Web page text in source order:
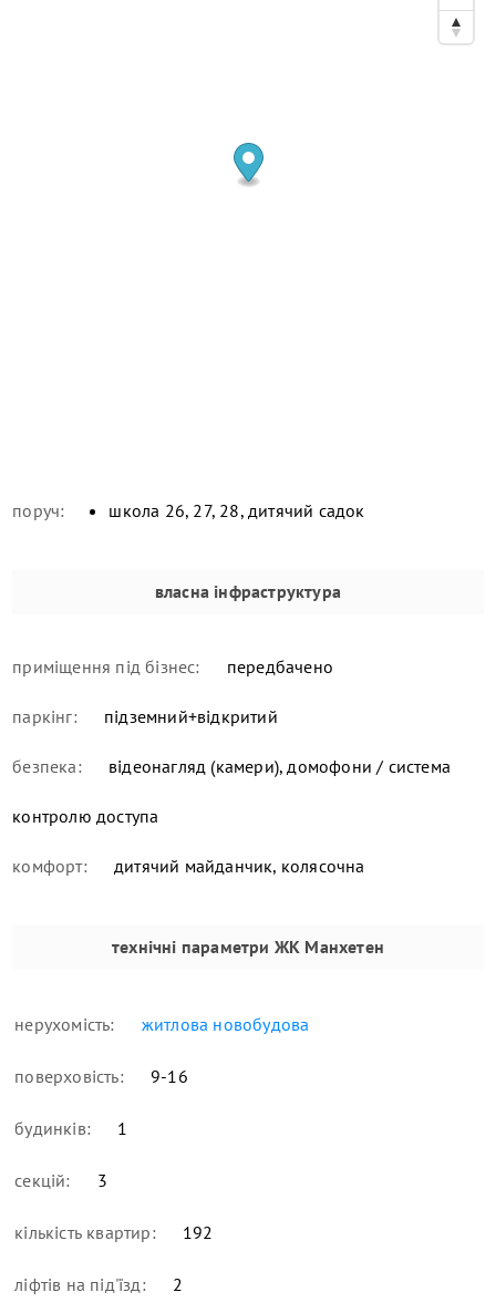
поруч: школа 26, 27, 28, дитячий садок
власна інфраструктура
приміщення під бізнес: передбачено
паркінг: підземний+відкритий
безпека: відеонагляд (камери), домофони / система
контролю доступа
комфорт: дитячий майданчик, колясочна
технічні параметри ЖК Манхетен
нерухомість: житлова новобудова
поверховість: 9-16
будинків: 1
секцій: 3
кількість квартир: 192
ліфтів на під'їзд: 2